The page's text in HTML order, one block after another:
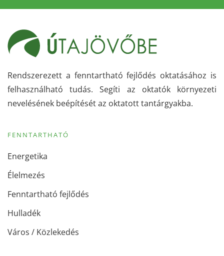
Rendszerezett a fenntartható fejlődés oktatásához is
felhasználható tudás. Segíti az oktatók környezeti
nevelésének beépítését az oktatott tantárgyakba.
FENNTARTHATÓ
Energetika
Élelmezés
Fenntartható fejlődés
Hulladék
Város / Közlekedés